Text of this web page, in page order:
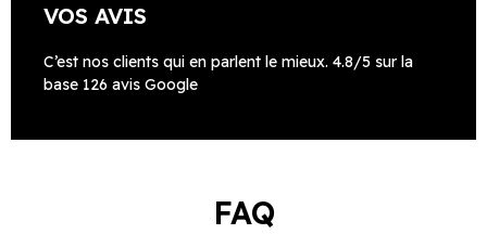
VOS AVIS
C’est nos clients qui en parlent le mieux. 4.8/5 sur la
base 126 avis Google
FAQ